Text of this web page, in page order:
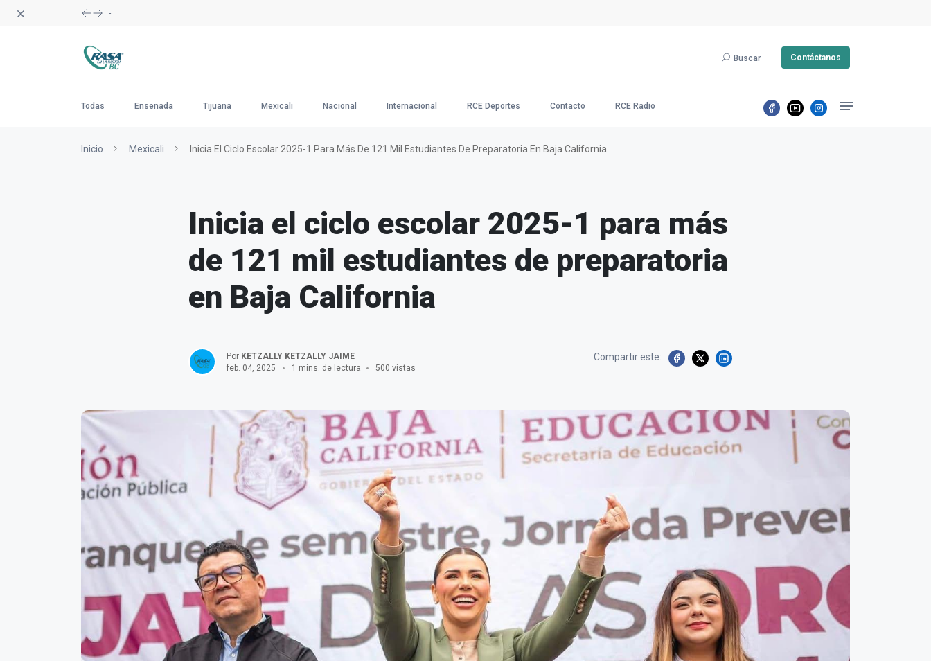
-
Dismiss
Buscar Contáctanos
Todas Ensenada Tijuana Mexicali Nacional Internacional RCE Deportes Contacto RCE Radio
Inicio Mexicali Inicia El Ciclo Escolar 2025-1 Para Más De 121 Mil Estudiantes De Preparatoria En Baja California
Inicia el ciclo escolar 2025-1 para más
de 121 mil estudiantes de preparatoria
en Baja California
Por KETZALLY KETZALLY JAIME
feb. 04, 2025
1 mins. de lectura 500 vistas
Compartir este: